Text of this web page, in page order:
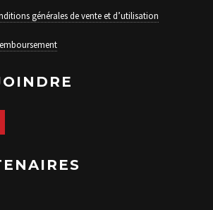
générales de vente et d’utilisation
PROFILE